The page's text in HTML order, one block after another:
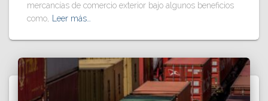
mercancías de comercio exterior bajo algunos beneficios
como, Leer más…